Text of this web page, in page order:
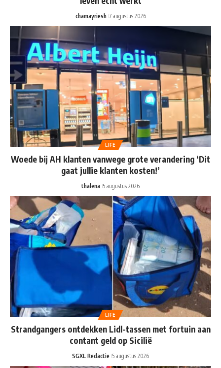
chamayriesh 7 augustus 2026
LIFE
Woede bij AH klanten vanwege grote verandering ‘Dit
gaat jullie klanten kosten!’
thalena 5 augustus 2026
LIFE
Strandgangers ontdekken Lidl-tassen met fortuin aan
contant geld op Sicilië
SGXL Redactie 5 augustus 2026